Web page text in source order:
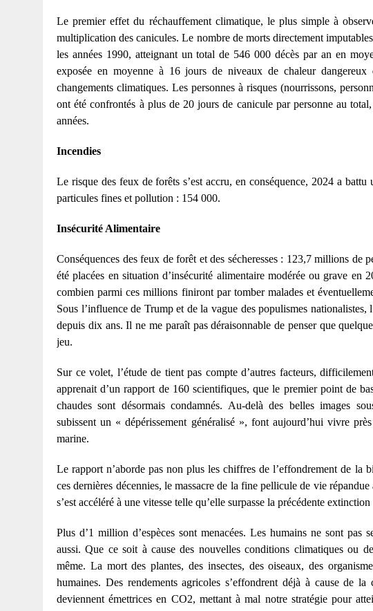
Le premier effet du réchauffement climatique, le plus simple à
multiplication des canicules. Le nombre de morts directement
les années 1990, atteignant un total de 546 000 décès par an en
exposée en moyenne à 16 jours de niveaux de chaleur
changements climatiques. Les personnes à risques (nourrissons,
ont été confrontés à plus de 20 jours de canicule par personne au
années.
Incendies
Le risque des feux de forêts s’est accru, en conséquence, 2024 a
particules fines et pollution : 154 000.
Insécurité Alimentaire
Conséquences des feux de forêt et des sécheresses : 123,7 millions de
été placées en situation d’insécurité alimentaire modérée ou grave
combien parmi ces millions finiront par tomber malades et
Sous l’influence de Trump et de la vague des populismes
depuis dix ans. Il ne me paraît pas déraisonnable de penser que
jeu.
Sur ce volet, l’étude de tient pas compte d’autres facteurs,
apprenait d’un rapport de 160 scientifiques, que le premier point de
chaudes sont désormais condamnés. Au-delà des belles images
subissent un « dépérissement généralisé », font aujourd’hui vivre
marine.
Le rapport n’aborde pas non plus les chiffres de l’effondrement de la
ces dernières décennies, le massacre de la fine pellicule de vie
s’est accéléré à une vitesse telle qu’elle surpasse la précédente
Plus d’1 million d’espèces sont menacées. Les humains ne sont pas
aussi. Que ce soit à cause des nouvelles conditions climatiques ou
même. La mort des plantes, des insectes, des oiseaux, des
humaines. Des rendements agricoles s’effondrent déjà à cause de
deviennent émettrices en CO2, mettant à mal notre stratégie pour